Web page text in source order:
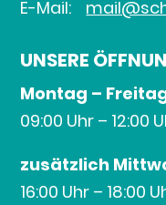
E-Mail:
UNSERE
Montag –
09:00 Uhr – 12:00
zusätzlich
16:00 Uhr – 18:00